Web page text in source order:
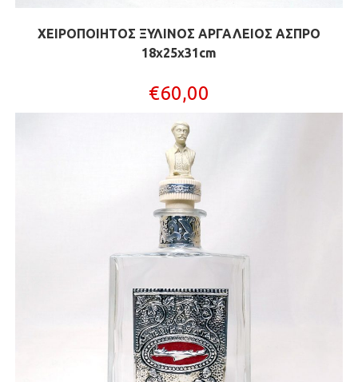
ΧΕΙΡΟΠΟΙΗΤΟΣ ΞΥΛΙΝΟΣ ΑΡΓΑΛΕΙΟΣ ΑΣΠΡΟ
18x25x31cm
€60,00